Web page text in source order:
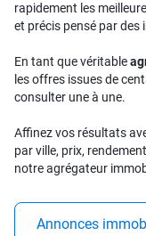
rapidement les
et précis pensé par
En tant que véritable
les offres issues de
consulter une à une.
Affinez vos résultats
par ville, prix,
notre agrégateur
Annonces